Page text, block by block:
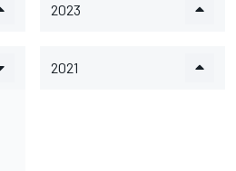
2023
2021